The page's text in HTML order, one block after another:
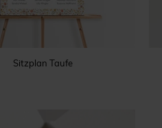
Sitzplan Taufe